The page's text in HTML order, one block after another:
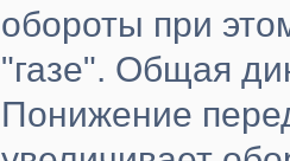
обороты при
"газе". Общая
Понижение